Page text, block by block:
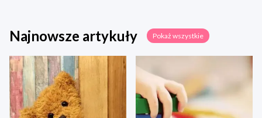
Najnowsze artykuły Pokaż wszystkie